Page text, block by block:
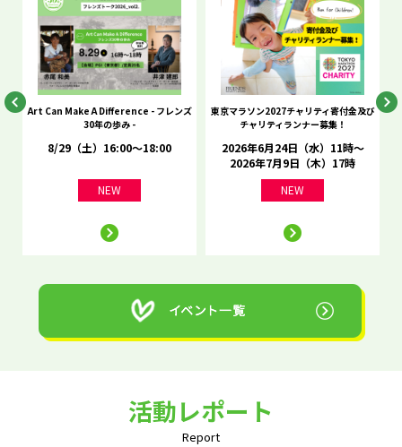
Art Can Make A Difference - フレンズ
30年の歩み -
8/29（土）16:00～18:00
NEW
東京マラソン2027チャリティ寄付金及び
チャリティランナー募集！
2026年6月24日（水）11時～
2026年7月9日（木）17時
NEW
活動レポート
Report